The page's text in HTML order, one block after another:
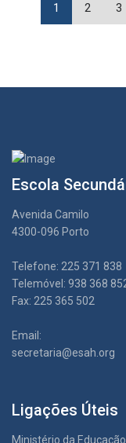
1 2 3
Escola
Avenida Camilo
4300-096 Porto
Telefone: 225 371 838
Telemóvel: 938 368
Fax: 225 365 502
Email:
secretaria@esah.org
Ligações Úteis
Ministério da